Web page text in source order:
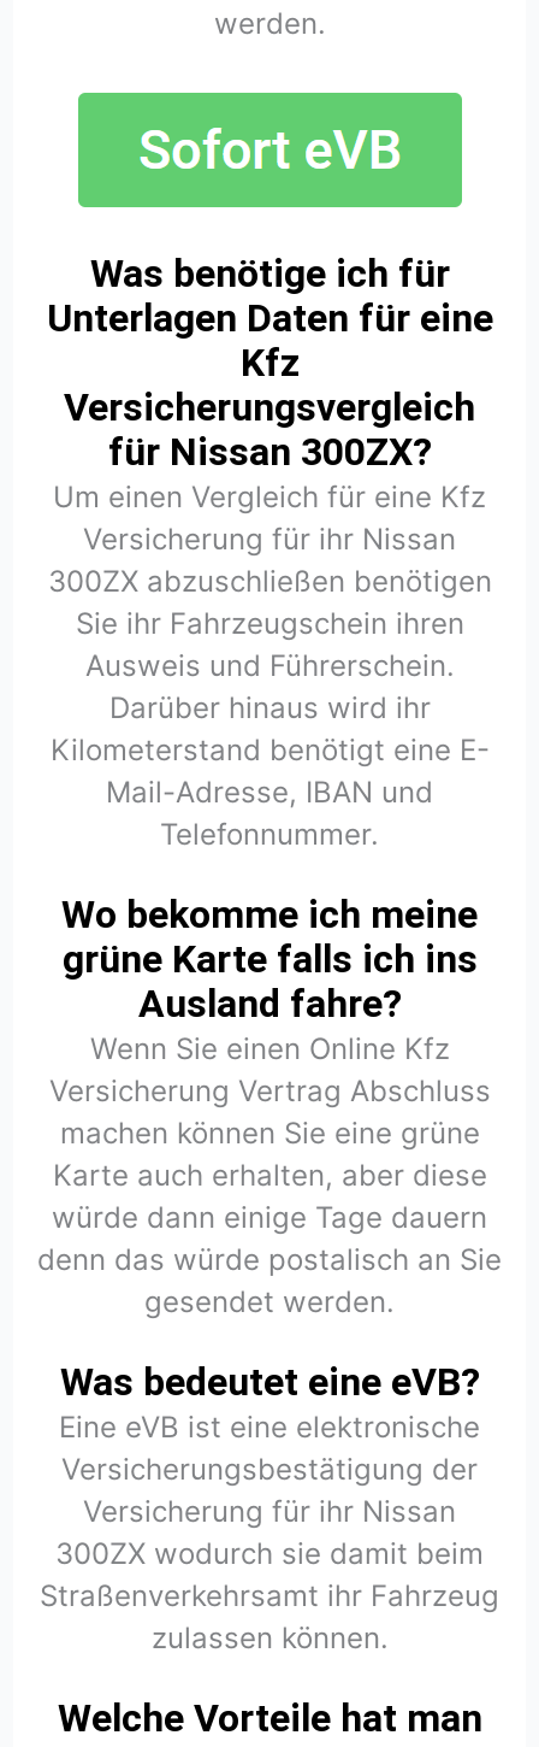
werden.
Was benötige ich für
Unterlagen Daten für eine
Kfz
Versicherungsvergleich
für Nissan 300ZX?
Um einen Vergleich für eine Kfz
Versicherung für ihr Nissan
300ZX abzuschließen benötigen
Sie ihr Fahrzeugschein ihren
Ausweis und Führerschein.
Darüber hinaus wird ihr
Kilometerstand benötigt eine E-
Mail-Adresse, IBAN und
Telefonnummer.
Wo bekomme ich meine
grüne Karte falls ich ins
Ausland fahre?
Wenn Sie einen Online Kfz
Versicherung Vertrag Abschluss
machen können Sie eine grüne
Karte auch erhalten, aber diese
würde dann einige Tage dauern
denn das würde postalisch an Sie
gesendet werden.
Was bedeutet eine eVB?
Eine eVB ist eine elektronische
Versicherungsbestätigung der
Versicherung für ihr Nissan
300ZX wodurch sie damit beim
Straßenverkehrsamt ihr Fahrzeug
zulassen können.
Welche Vorteile hat man